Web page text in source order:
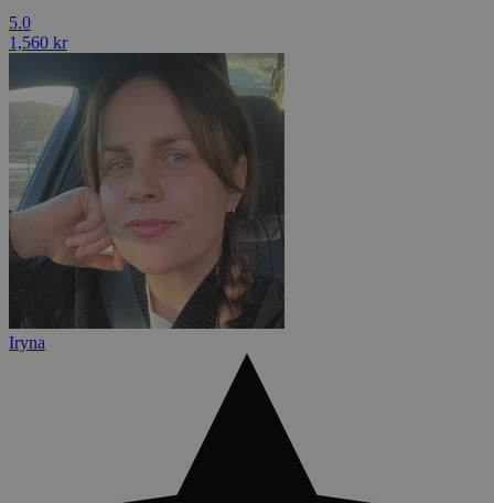
5.0
1,560 kr
Iryna